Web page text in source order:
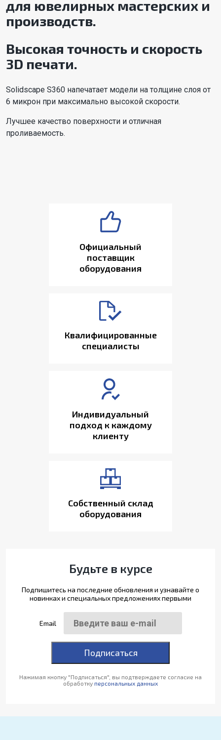
для ювелирных мастерских и
производств.
Высокая точность и скорость
3D печати.
Solidscape S360 напечатает модели на толщине слоя от
6 микрон при максимально высокой скорости.
Лучшее качество поверхности и отличная
проливаемость.
Официальный
поставщик
оборудования
Квалифицированные
специалисты
Индивидуальный
подход к каждому
клиенту
Собственный склад
оборудования
Будьте в курсе
Подпишитесь на последние обновления и узнавайте о
новинках и специальных предложениях первыми
Email
Подписаться
Нажимая кнопку "Подписаться", вы подтверждаете согласие на
обработку персональных данных